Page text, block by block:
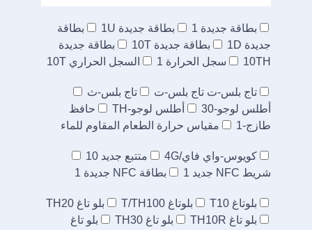
بطاقة جديدة 1 بطاقة جديدة 1U
بطاقة
جديدة 1D
بطاقة جديدة 10T
بطاقة جديدة
10TH
سجل الحرارة 1 السجل الحراري 10T
تاج بلس-ت تاج بلس-ت
تاج بلس-ث
أطلس لوجو-30
أطلس لوجو-TH
حافظ
طازج-1
مقياس حرارة الطعام المقاوم للماء
كويوس-واي فاي/4G
متتبع جديد 10
شريط NFC جديد 1
بطاقة NFC جديدة 1
بلوتاغ T10 بلوتاغ T/TH100
بلو تاغ TH20
بلو تاغ TH10R
بلو تاغ TH30
بلو تاغ